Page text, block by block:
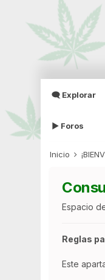
🗨 Explorar
▶ Foros
Inicio
Espacio
Reglas
Este